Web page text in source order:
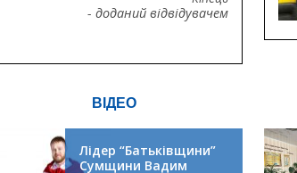
- доданий відвідувачем
ВІДЕО
Лідер “Батьківщини”
Сумщини Вадим